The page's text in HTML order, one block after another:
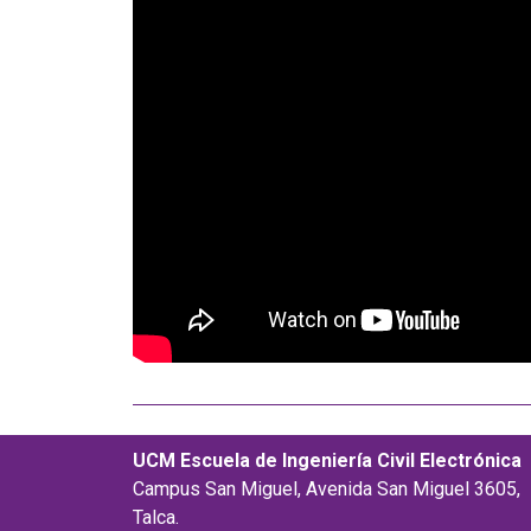
UCM Escuela de Ingeniería Civil Electrónica
Campus San Miguel, Avenida San Miguel 3605,
Talca.